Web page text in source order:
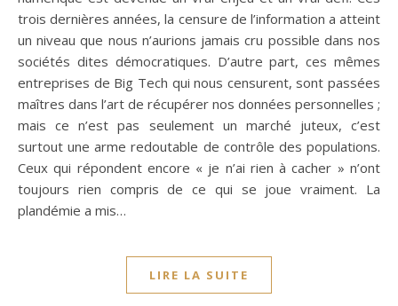
trois dernières années, la censure de l’information a atteint
un niveau que nous n’aurions jamais cru possible dans nos
sociétés dites démocratiques. D’autre part, ces mêmes
entreprises de Big Tech qui nous censurent, sont passées
maîtres dans l’art de récupérer nos données personnelles ;
mais ce n’est pas seulement un marché juteux, c’est
surtout une arme redoutable de contrôle des populations.
Ceux qui répondent encore « je n’ai rien à cacher » n’ont
toujours rien compris de ce qui se joue vraiment. La
plandémie a mis…
LIRE LA SUITE